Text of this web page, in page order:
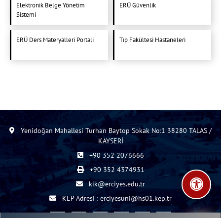
Elektronik Belge Yönetim
Sistemi
ERÜ Güvenlik
ERÜ Ders Materyalleri Portali Tıp Fakültesi Hastaneleri
Yenidoğan Mahallesi Turhan Baytop Sokak No:1 38280 TALAS /
KAYSERİ
+90 352 2076666
+90 352 4374931
kik@erciyes.edu.tr
KEP Adresi : erciyesuni@hs01.kep.tr